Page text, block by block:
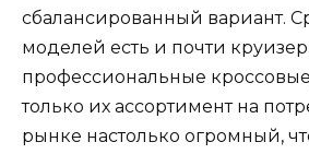
сбалансированный вариант.
моделей есть и почти
профессиональные
только их ассортимент на
рынке настолько огромный,